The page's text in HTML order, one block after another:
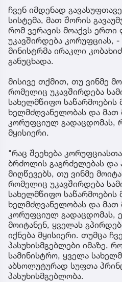
ჩვენ იმდენად
სისტემა, მათ შორის
რომ ვერავის მოაქვს
უკავშირდება კორუფციას, -
მინისტრმა ირაკლი
განუცხადა.
მისივე თქმით, თუ ვინმე
რომელიც უკავშირდება
სახელმწიფო საწარმოების
ხელმძღვანელობას და მათ
კორუფციულ გადაცდომას,
მყისიერი.
"რაც შეეხება
ბრძოლის გაგრძელებას და
მიღწევებს, თუ ვინმე
რომელიც უკავშირდება
სახელმწიფო საწარმოების
ხელმძღვანელობას და მათ
კორუფციულ გადაცდომას,
მოიტანენ, ყველას
იქნება მყისიერი. თუმცა
პასუხისმგებლები იმაზე,
სამინისტრო, ყველა
აბსოლუტურად სუფთა
პასუხისმგებლობა.